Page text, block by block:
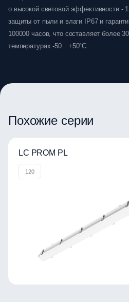
о высокой световой эффективности -
защиты от пыли и влаги IP67 и
100000 часов, что составляет более
температурах -50…+50°C.
Похожие серии
LC PROM PL
120